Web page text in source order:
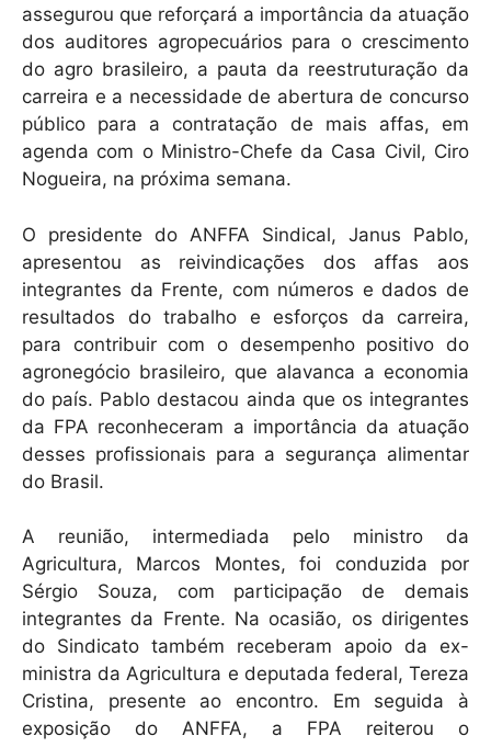
assegurou que reforçará a importância da atuação
dos auditores agropecuários para o crescimento
do agro brasileiro, a pauta da reestruturação da
carreira e a necessidade de abertura de concurso
público para a contratação de mais affas, em
agenda com o Ministro-Chefe da Casa Civil, Ciro
Nogueira, na próxima semana.
O presidente do ANFFA Sindical, Janus Pablo,
apresentou as reivindicações dos affas aos
integrantes da Frente, com números e dados de
resultados do trabalho e esforços da carreira,
para contribuir com o desempenho positivo do
agronegócio brasileiro, que alavanca a economia
do país. Pablo destacou ainda que os integrantes
da FPA reconheceram a importância da atuação
desses profissionais para a segurança alimentar
do Brasil.
A reunião, intermediada pelo ministro da
Agricultura, Marcos Montes, foi conduzida por
Sérgio Souza, com participação de demais
integrantes da Frente. Na ocasião, os dirigentes
do Sindicato também receberam apoio da ex-
ministra da Agricultura e deputada federal, Tereza
Cristina, presente ao encontro. Em seguida à
exposição do ANFFA, a FPA reiterou o